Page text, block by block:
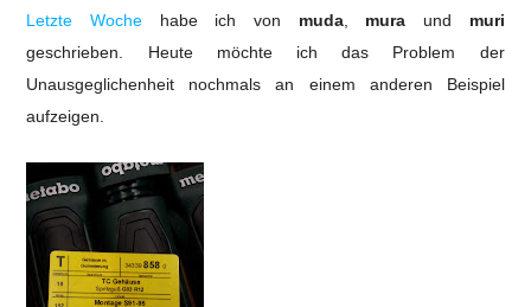
Letzte Woche habe ich von muda, mura und muri
geschrieben. Heute möchte ich das Problem der
Unausgeglichenheit nochmals an einem anderen Beispiel
aufzeigen.